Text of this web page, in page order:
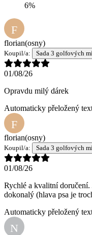
6%
F
florian(osny)
Koupil/a: Sada 3 golfových
01/08/26
Opravdu milý dárek
Automaticky přeložený
F
florian(osny)
Koupil/a: Sada 3 golfových
01/08/26
Rychlé a kvalitní
dokonalý (hlava psa je
Automaticky přeložený
N